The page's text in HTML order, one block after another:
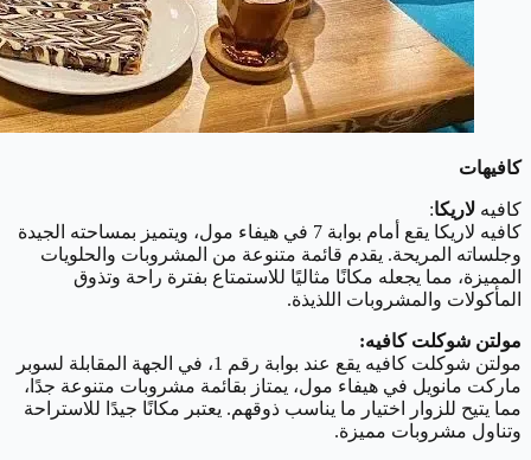
كافيهات
كافيه لاريكا:
كافيه لاريكا يقع أمام بوابة 7 في هيفاء مول، ويتميز بمساحته الجيدة
وجلساته المريحة. يقدم قائمة متنوعة من المشروبات والحلويات
المميزة، مما يجعله مكانًا مثاليًا للاستمتاع بفترة راحة وتذوق
المأكولات والمشروبات اللذيذة.
مولتن شوكلت كافيه:
مولتن شوكلت كافيه يقع عند بوابة رقم 1، في الجهة المقابلة لسوبر
ماركت مانويل في هيفاء مول، يمتاز بقائمة مشروبات متنوعة جدًا،
مما يتيح للزوار اختيار ما يناسب ذوقهم. يعتبر مكانًا جيدًا للاستراحة
وتناول مشروبات مميزة.